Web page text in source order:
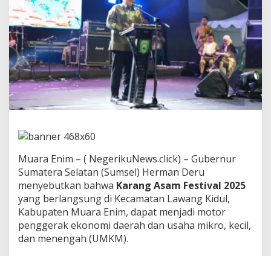
a
n
g
A
s
m
F
e
s
l
2
0
5
J
a
d
i
Muara Enim – ( NegerikuNews.click) – Gubernur
Sumatera Selatan (Sumsel) Herman Deru
menyebutkan bahwa Karang Asam Festival 2025
yang berlangsung di Kecamatan Lawang Kidul,
Kabupaten Muara Enim, dapat menjadi motor
penggerak ekonomi daerah dan usaha mikro, kecil,
dan menengah (UMKM).